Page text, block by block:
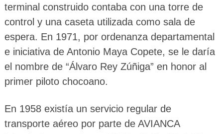
terminal construido contaba con una torre de
control y una caseta utilizada como sala de
espera. En 1971, por ordenanza departamental
e iniciativa de Antonio Maya Copete, se le daría
el nombre de “Álvaro Rey Zúñiga” en honor al
primer piloto chocoano.
En 1958 existía un servicio regular de
transporte aéreo por parte de AVIANCA